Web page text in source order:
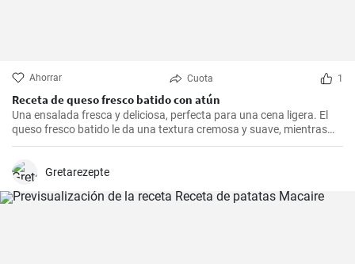
Ahorrar Cuota 1
Receta de queso fresco batido con atún
Una ensalada fresca y deliciosa, perfecta para una cena ligera. El
queso fresco batido le da una textura cremosa y suave, mientras
que el atún le aporta proteínas con el sabor. Suele servirse fría,
Gretarezepte